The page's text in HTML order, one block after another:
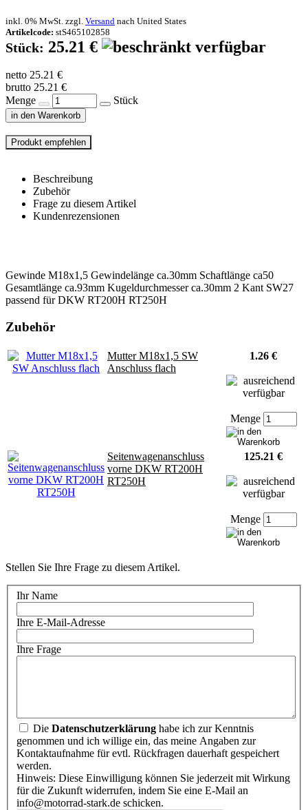
inkl. 0% MwSt. zzgl. Versand nach United States
Artikelcode: stS465102858
Stück: 25.21 €
netto 25.21 €
brutto 25.21 €
Menge
Stück
in den Warenkorb
Beschreibung
Zubehör
Frage zu diesem Artikel
Kundenrezensionen
Gewinde M18x1,5 Gewindelänge ca.30mm Schaftlänge ca50
Gesamtlänge ca.93mm Kugeldurchmesser ca.30mm 2 Kant SW27
passend für DKW RT200H RT250H
Zubehör
Mutter M18x1,5 SW
Anschluss flach
1.26 €
Menge
Seitenwagenanschluss
vorne DKW RT200H
RT250H
125.21 €
Menge
Stellen Sie Ihre Frage zu diesem Artikel.
Ihr Name
Ihre E-Mail-Adresse
Ihre Frage
Die Datenschutzerklärung habe ich zur Kenntnis
genommen und ich willige ein, das meine Angaben zur
Kontaktaufnahme für evtl. Rückfragen dauerhaft gespeichert
werden.
Hinweis: Diese Einwilligung können Sie jederzeit mit Wirkung
für die Zukunft widerrufen, indem Sie eine E-Mail an
info@motorrad-stark.de schicken.